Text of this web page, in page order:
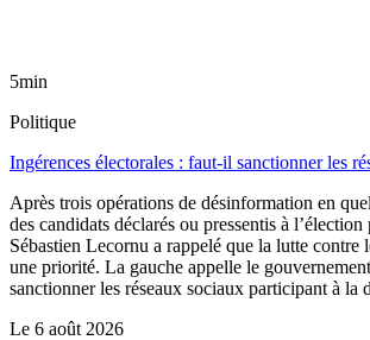
5min
Politique
Ingérences électorales : faut-il sanctionner les
Après trois opérations de désinformation en
des candidats déclarés ou pressentis à
Sébastien Lecornu a rappelé que la lutte contre
une priorité. La gauche appelle le
sanctionner les réseaux sociaux participant à la
Le 6 août 2026